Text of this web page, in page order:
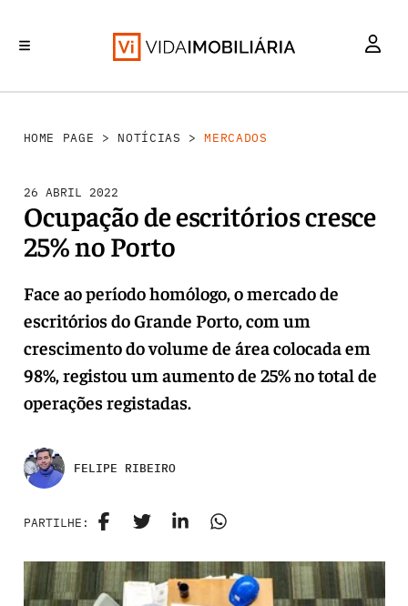
HOME PAGE > NOTÍCIAS >MERCADOS
26 ABRIL 2022
Ocupação de escritórios cresce
25% no Porto
Face ao período homólogo, o mercado de
escritórios do Grande Porto, com um
crescimento do volume de área colocada em
98%, registou um aumento de 25% no total de
operações registadas.
FELIPE RIBEIRO
PARTILHE: